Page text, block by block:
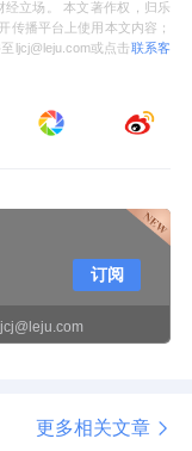
立场。 本文著作权，归乐
传播平台上使用本文内容；
ljcj@leju.com或点击联系客
订阅
更多相关文章